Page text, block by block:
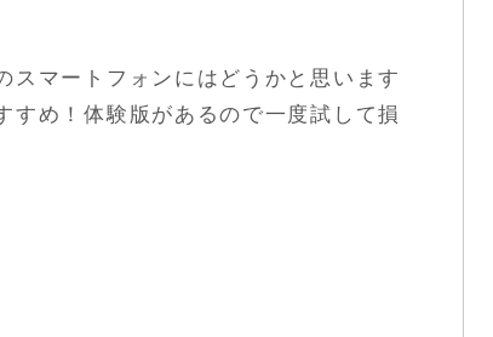
スマートフォンにはどうかと思います
すめ！体験版があるので一度試して損